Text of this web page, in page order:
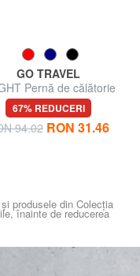
GO TRAVEL
Pernă de călătorie
67% REDUCERI
94.02 RON 31.46
produsele din Colecția
înainte de reducerea